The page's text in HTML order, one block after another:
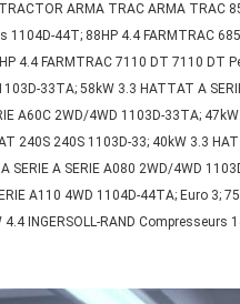
ARMA TRAC ARMA
1104D-44T; 88HP 4.4 FARMTRAC
4.4 FARMTRAC 7110 DT 7110
33TA; 58kW 3.3 HATTAT A
A60C 2WD/4WD 1103D-33TA;
240S 240S 1103D-33; 40kW 3.3
A SERIE A080 2WD/4WD
A110 4WD 1104D-44TA; Euro 3;
INGERSOLL-RAND